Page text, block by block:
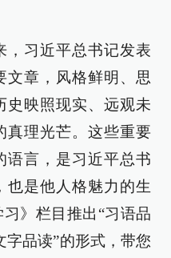
，习近平总书记发表
文章，风格鲜明、思
史映照现实、远观未
真理光芒。这些重要
语言，是习近平总书
也是他人格魅力的生
》栏目推出“习语品
字品读”的形式，带您